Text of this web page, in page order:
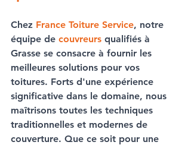
Chez France Toiture Service, notre
équipe de couvreurs qualifiés à
Grasse se consacre à fournir les
meilleures solutions pour vos
toitures. Forts d'une expérience
significative dans le domaine, nous
maîtrisons toutes les techniques
traditionnelles et modernes de
couverture. Que ce soit pour une